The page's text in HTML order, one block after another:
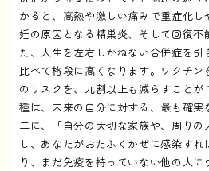
かると、高熱や激しい痛みで重症化
妊の原因となる精巣炎、そして回復不
た、人生を左右しかねない合併症を
比べて格段に高くなります。ワクチン
のリスクを、九割以上も減らすこと
種は、未来の自分に対する、最も確実
二に、「自分の大切な家族や、周りの
し、あなたがおたふくかぜに感染す
り、まだ免疫を持っていない他の人に